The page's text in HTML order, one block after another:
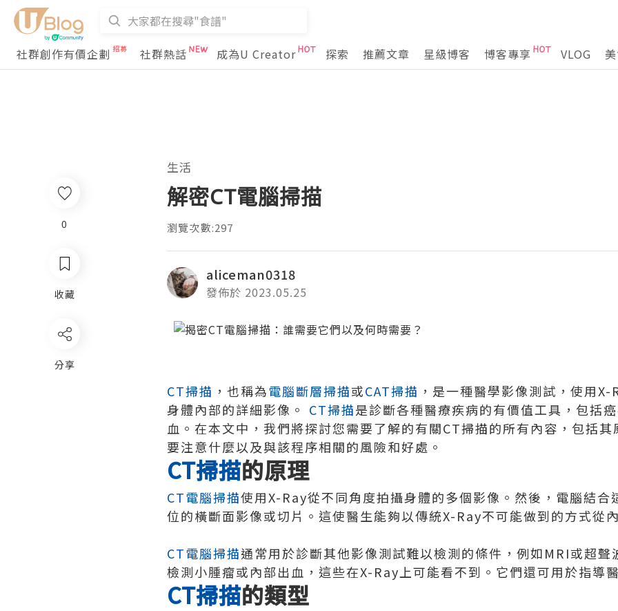
社群創作有價企劃 社群熱話 成為U Creator 探索 推薦文章 星級博客 博客專享 VLOG
生活
解密CT電腦掃描
瀏覽次數:297
aliceman0318
發佈於 2023.05.25
CT掃描 ，也稱為電腦斷層掃描或CAT掃描 ，是一種醫學影像測試，使用
身體內部的詳細影像。 CT掃描是診斷各種醫療疾病的有價值工具，包括
血。在本文中，我們將探討您需要了解的有關CT掃描的所有內容，包括其
要注意什麼以及與該程序相關的風險和好處。
CT掃描的原理
CT電腦掃描使用X-Ray從不同角度拍攝身體的多個影像。然後，電腦結合
位的橫斷面影像或切片。這使醫生能夠以傳統X-Ray不可能做到的方式從
CT電腦掃描通常用於診斷其他影像測試難以檢測的條件，例如MRI或超聲
檢測小腫瘤或內部出血，這些在X-Ray上可能看不到。它們還可用於指導
CT掃描的類型
0
收藏
分享